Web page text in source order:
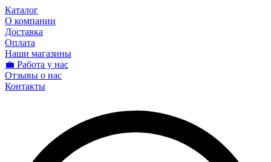
Каталог
О компании
Доставка
Оплата
Наши магазины
💼 Работа у нас
Отзывы о нас
Контакты